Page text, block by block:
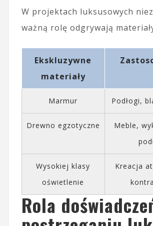
W projektach luksusowych
ważną rolę odgrywają
Ekskluzywne
materiały
Marmur Podłogi,
Drewno egzotyczne
Meble,
Wysokiej klasy
oświetlenie
Kreacja
Rola